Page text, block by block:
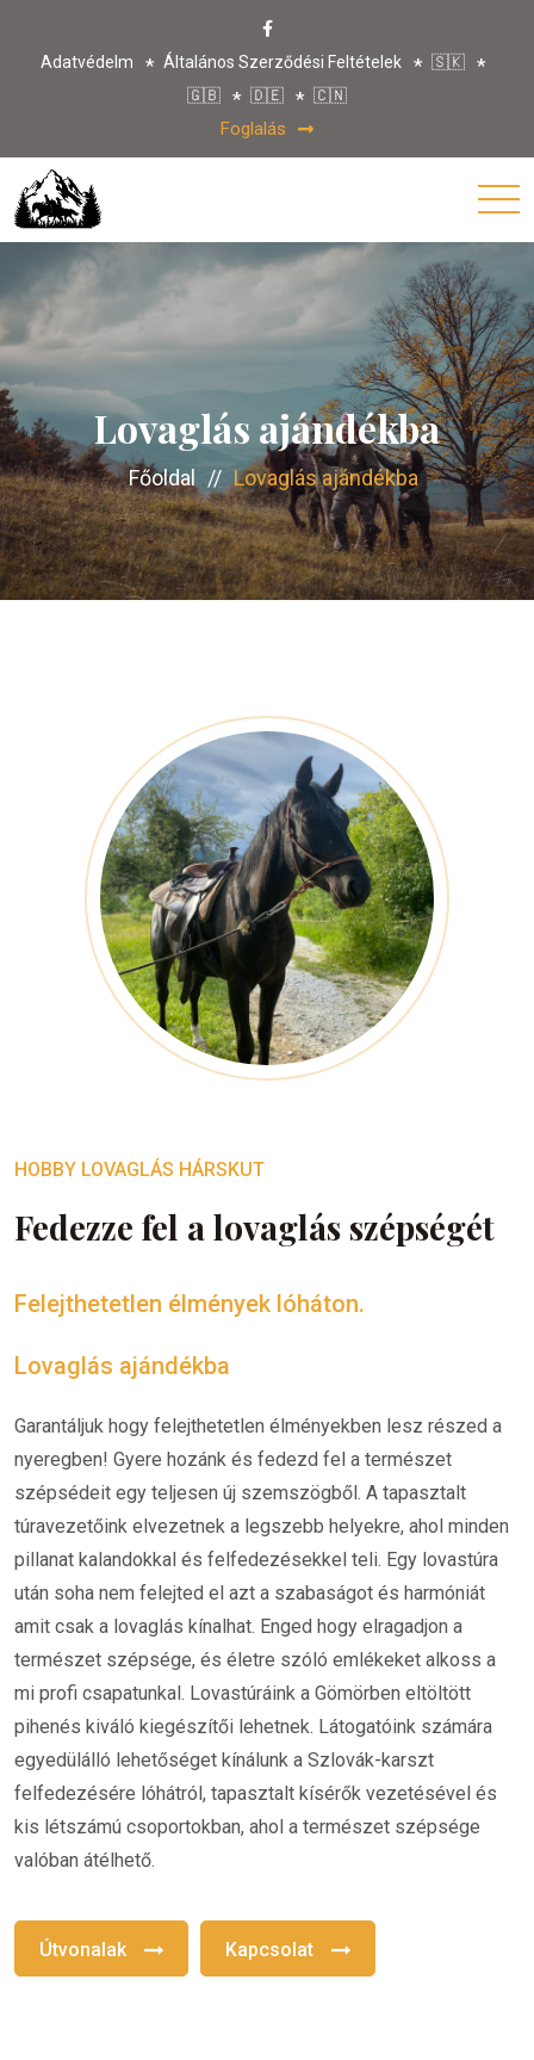
Adatvédelm Általános Szerződési Feltételek
🇸🇰
🇬🇧
🇩🇪 🇨🇳
Foglalás
Lovaglás ajándékba
Főoldal // Lovaglás ajándékba
HOBBY LOVAGLÁS HÁRSKUT
Fedezze fel a lovaglás szépségét
Felejthetetlen élmények lóháton.
Lovaglás ajándékba
Garantáljuk hogy felejthetetlen élményekben lesz részed a
nyeregben! Gyere hozánk és fedezd fel a természet
szépsédeit egy teljesen új szemszögből. A tapasztalt
túravezetőink elvezetnek a legszebb helyekre, ahol minden
pillanat kalandokkal és felfedezésekkel teli. Egy lovastúra
után soha nem felejted el azt a szabaságot és harmóniát
amit csak a lovaglás kínalhat. Enged hogy elragadjon a
természet szépsége, és életre szóló emlékeket alkoss a
mi profi csapatunkal. Lovastúráink a Gömörben eltöltött
pihenés kiváló kiegészítői lehetnek. Látogatóink számára
egyedülálló lehetőséget kínálunk a Szlovák-karszt
felfedezésére lóhátról, tapasztalt kísérők vezetésével és
kis létszámú csoportokban, ahol a természet szépsége
valóban átélhető.
Útvonalak Kapcsolat